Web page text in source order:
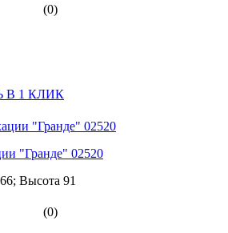
(0)
В 1 КЛИК
"Гранде" 02520
Высота 91
(0)